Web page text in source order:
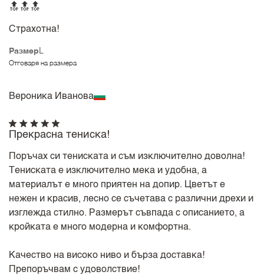
Размер L
Отговаря на размера
🔝🔝🔝
Страхотна!
Вероника Иванова
Прекрасна тениска!
Поръчах си тениската и съм изключително доволна!
Тениската е изключително мека и удобна, а
материалът е много приятен на допир. Цветът е
нежен и красив, лесно се съчетава с различни дрехи и
изглежда стилно. Размерът съвпада с описанието, а
кройката е много модерна и комфортна.
Качество на високо ниво и бърза доставка!
Препоръчвам с удоволствие!